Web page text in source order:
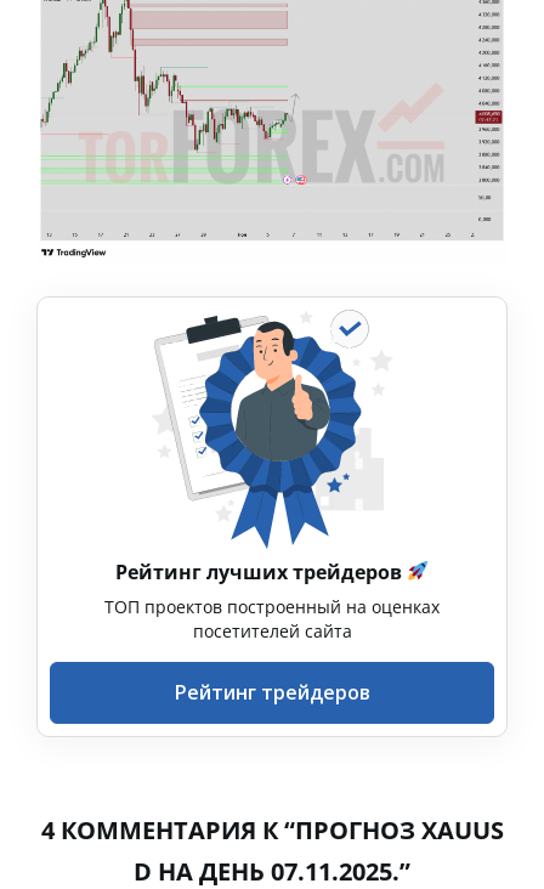
Рейтинг лучших трейдеров
ТОП проектов построенный на оценках
посетителей сайта
Рейтинг трейдеров
4 КОММЕНТАРИЯ К “ПРОГНОЗ XAUUS
D НА ДЕНЬ 07.11.2025.”